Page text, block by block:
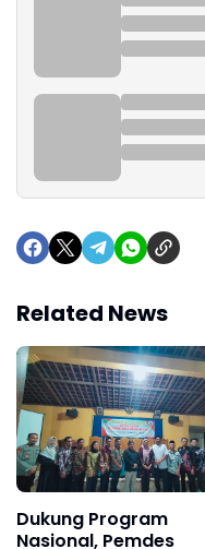
Related News
Dukung Program
Nasional, Pemdes